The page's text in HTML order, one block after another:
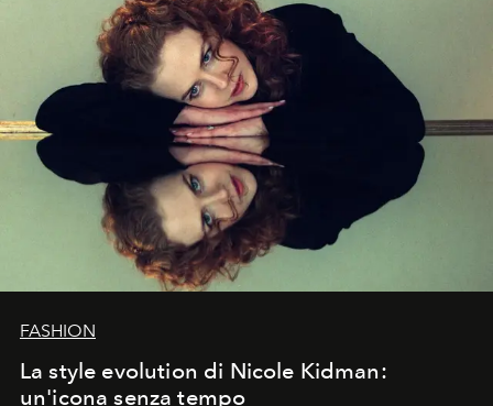
FASHION
La style evolution di Nicole Kidman:
un'icona senza tempo